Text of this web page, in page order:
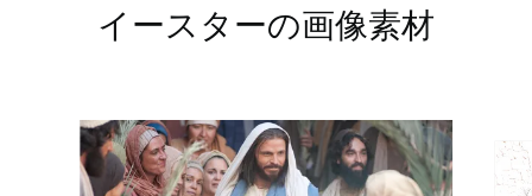
イースターの画像素材